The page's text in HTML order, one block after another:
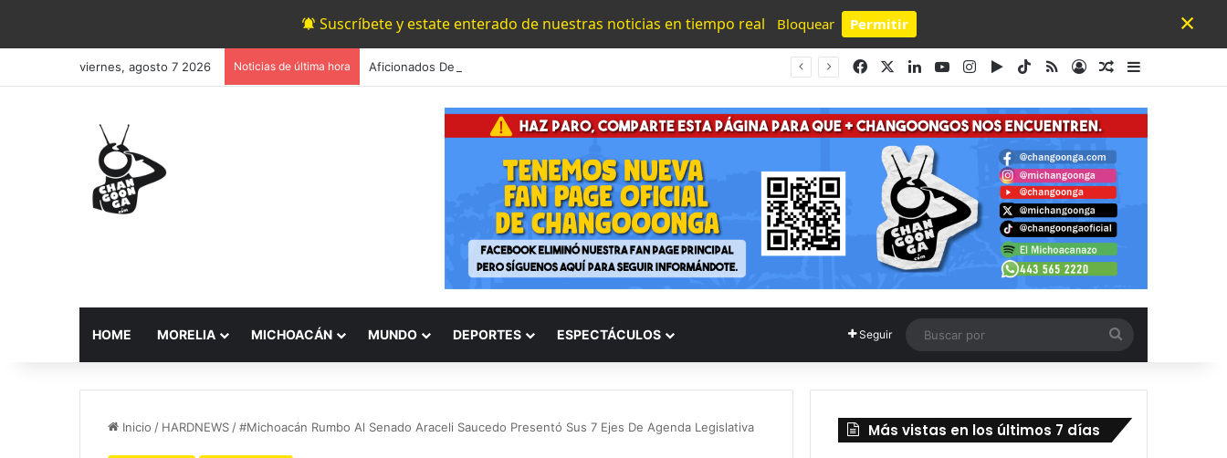
Suscríbete y estate enterado de nuestras noticias en tiempo real Bloquear Permitir
Powered by SendPulse
×
viernes, agosto 7 2026 Noticias de última hora FacebookLinkedInYouTubeInstagram
Google Play
TikTok
RSSAccesoPublicación al
Barra lateral
HOME MORELIA MICHOACÁN MUNDO DEPORTES ESPECTÁCULOS Seguir
por
Inicio / HARDNEWS /#Michoacán Rumbo Al Senado Araceli Saucedo Presentó Sus 7 Ejes De Agenda Legislativa Más vistas en los últimos 7 días